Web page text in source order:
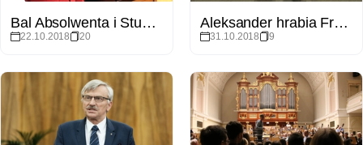
Bal Absolwenta i Studenta - 10 lat WNPiD
22.10.2018 20
Aleksander hrabia Fredro - maskotka Wydziału Filologii Polskiej i Klasycznej UAM
31.10.2018 9